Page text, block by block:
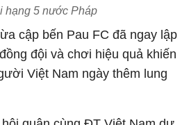
hạng 5 nước Pháp
cập bến Pau FC đã ngay lập
đội và chơi hiệu quả khiến
Việt Nam ngày thêm lung